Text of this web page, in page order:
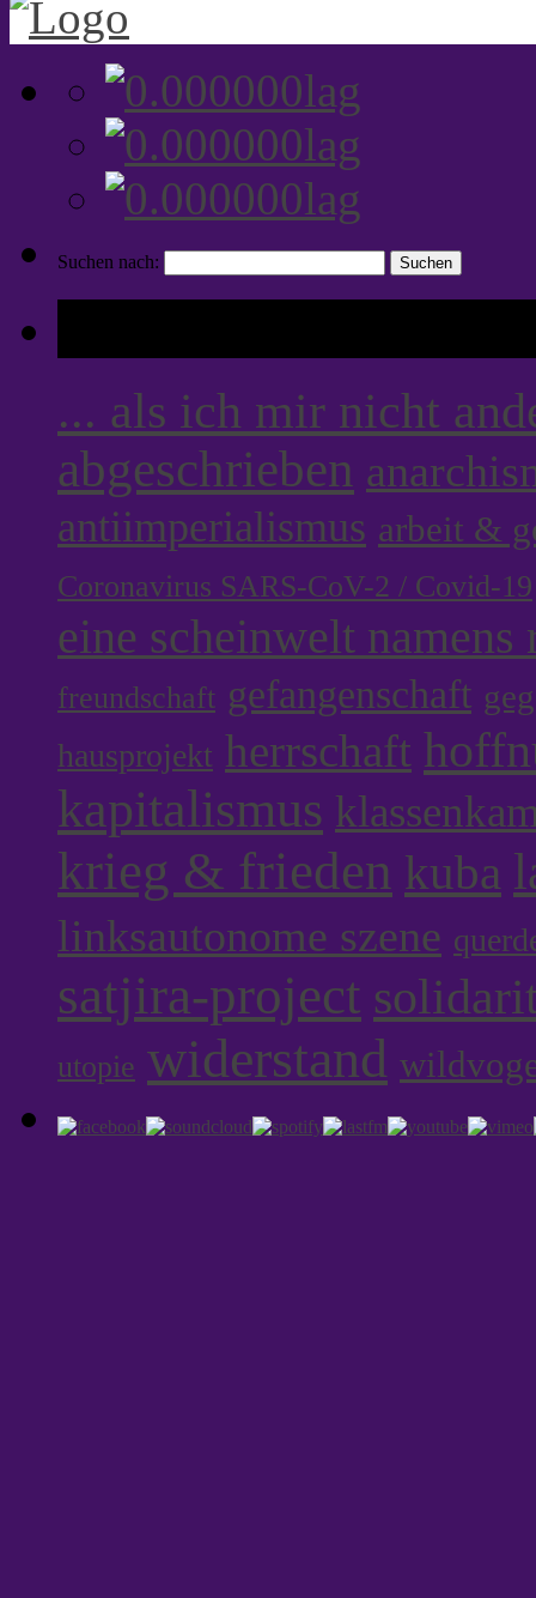
Suchen nach:
... als ich mir nicht
abgeschrieben
antiimperialismus arbeit &
Coronavirus SARS-CoV-2 / Covid-19
eine scheinwelt namens
freundschaft gefangenschaft
hausprojekt herrschaft
kapitalismus
krieg & frieden kuba
linksautonome szene
satjira-project
utopie widerstand